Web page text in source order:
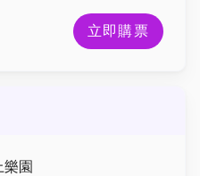
立即購票
園